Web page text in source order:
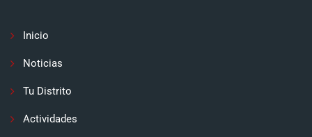
Inicio
Noticias
Tu Distrito
Actividades